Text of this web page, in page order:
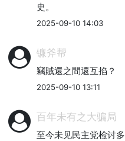
史。
2025-09-10 14:03
镰斧帮
竊賊還之間還互掐？
2025-09-10 13:11
百年未有之大骗局
至今未见民主党检讨